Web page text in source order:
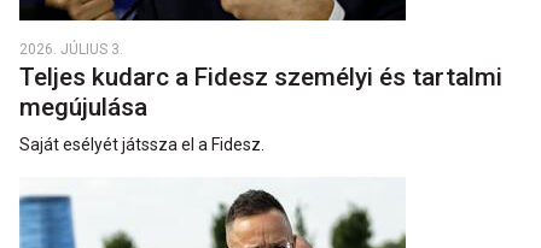
2026. JÚLIUS 3.
Teljes kudarc a Fidesz személyi és tartalmi
megújulása
Saját esélyét játssza el a Fidesz.